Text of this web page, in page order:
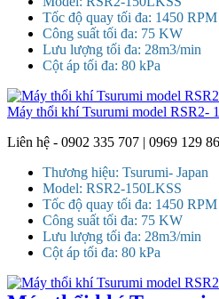
Tốc độ quay tối đa: 1450 RPM
Công suất tối đa: 75 KW
Lưu lượng tối đa: 28m3/min
Cột áp tối đa: 80 kPa
Máy thổi khí Tsurumi model RSR2-
Liên hệ - 0902 335 707 | 0969 129
Thương hiệu: Tsurumi- Japan
Model: RSR2-150LKSS
Tốc độ quay tối đa: 1450 RPM
Công suất tối đa: 75 KW
Lưu lượng tối đa: 28m3/min
Cột áp tối đa: 80 kPa